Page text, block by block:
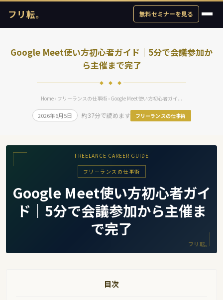
フリ転。 無料セミナーを見る
Google Meet使い方初心者ガイド｜5分で会議参加か
ら主催まで完了
◆ ◆ ◆
Home › フリーランスの仕事術 › Google Meet使い方初心者ガイ...
2026年6月5日 約37分で読めます フリーランスの仕事術
FREELANCE CAREER GUIDE
フリーランスの仕事術
Google Meet使い方初心者ガイ
ド｜5分で会議参加から主催ま
で完了
フリ転。
目次